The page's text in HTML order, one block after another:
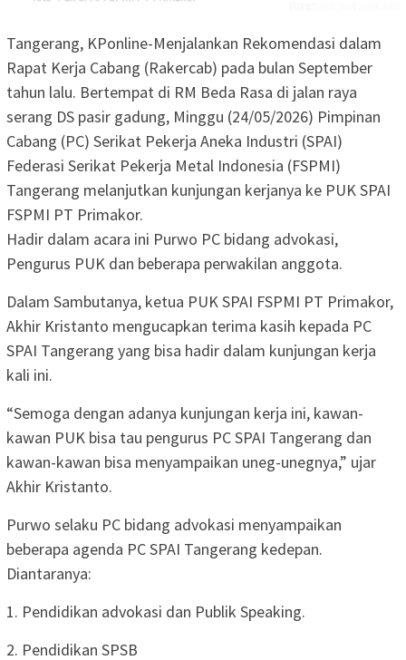
Tangerang, KPonline-Menjalankan Rekomendasi dalam
Rapat Kerja Cabang (Rakercab) pada bulan September
tahun lalu. Bertempat di RM Beda Rasa di jalan raya
serang DS pasir gadung, Minggu (24/05/2026) Pimpinan
Cabang (PC) Serikat Pekerja Aneka Industri (SPAI)
Federasi Serikat Pekerja Metal Indonesia (FSPMI)
Tangerang melanjutkan kunjungan kerjanya ke PUK SPAI
FSPMI PT Primakor.
Hadir dalam acara ini Purwo PC bidang advokasi,
Pengurus PUK dan beberapa perwakilan anggota.
Dalam Sambutanya, ketua PUK SPAI FSPMI PT Primakor,
Akhir Kristanto mengucapkan terima kasih kepada PC
SPAI Tangerang yang bisa hadir dalam kunjungan kerja
kali ini.
“Semoga dengan adanya kunjungan kerja ini, kawan-
kawan PUK bisa tau pengurus PC SPAI Tangerang dan
kawan-kawan bisa menyampaikan uneg-unegnya,” ujar
Akhir Kristanto.
Purwo selaku PC bidang advokasi menyampaikan
beberapa agenda PC SPAI Tangerang kedepan.
Diantaranya:
1. Pendidikan advokasi dan Publik Speaking.
2. Pendidikan SPSB